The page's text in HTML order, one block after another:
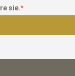
sie.